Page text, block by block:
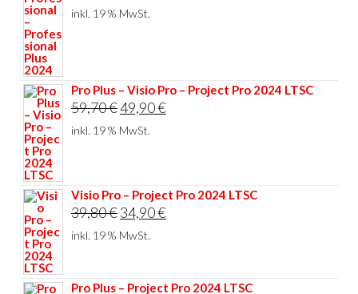
Preis
inkl. 19 % MwSt.
Pro Plus – Visio Pro – Project Pro 2024 LTSC
59,70€Ursprünglicher
Preis
49,90€Aktueller
inkl. 19 % MwSt.
Visio Pro – Project Pro 2024 LTSC
39,80€Ursprünglicher
Preis
34,90€Aktueller
inkl. 19 % MwSt.
Pro Plus – Project Pro 2024 LTSC